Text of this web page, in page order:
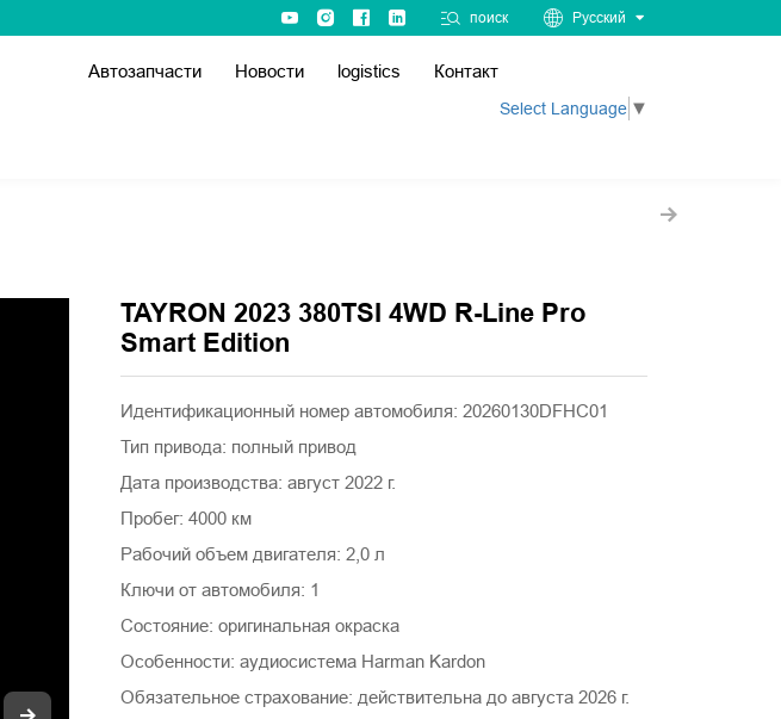
поиск Русский
Автозапчасти Новости logistics Контакт
Select Language ▼
TAYRON 2023 380TSI 4WD R-Line Pro
Smart Edition
Идентификационный номер автомобиля: 20260130DFHC01
Тип привода: полный привод
Дата производства: август 2022 г.
Пробег: 4000 км
Рабочий объем двигателя: 2,0 л
Ключи от автомобиля: 1
Состояние: оригинальная окраска
Особенности: аудиосистема Harman Kardon
Обязательное страхование: действительна до августа 2026 г.